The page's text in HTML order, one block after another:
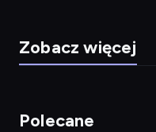
Zobacz więcej
Polecane